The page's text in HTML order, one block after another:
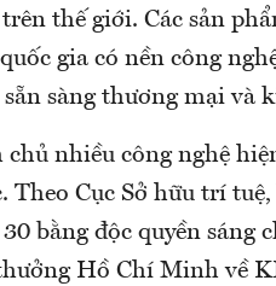
thế giới. Các sản
gia có nền công
sàng thương mại và
nhiều công nghệ
Theo Cục Sở hữu trí
bằng độc quyền sáng
Hồ Chí Minh về